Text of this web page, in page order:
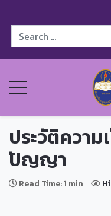
ประวัติควา
ปัญญา
Read Time: 1 min